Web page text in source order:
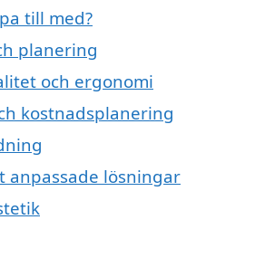
till med?
planering
och ergonomi
kostnadsplanering
anpassade lösningar